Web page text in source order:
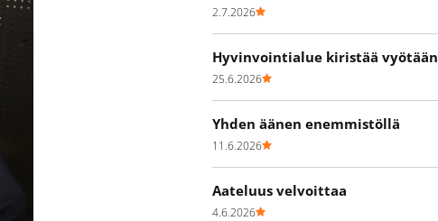
2.7.2026
Hyvinvointialue kiristää vyötään
25.6.2026
Yhden äänen enemmistöllä
11.6.2026
Aateluus velvoittaa
4.6.2026